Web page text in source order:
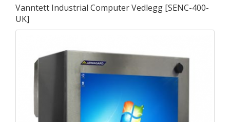
Vanntett Industrial Computer Vedlegg [SENC-400-
UK]